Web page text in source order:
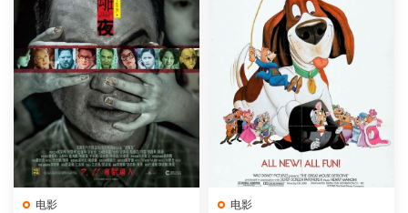
电影 电影